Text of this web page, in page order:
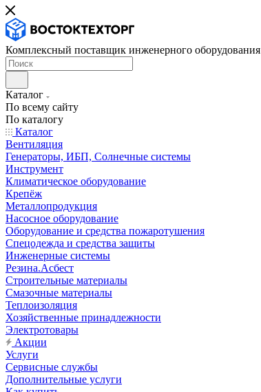
Комплексный поставщик инженерного оборудования
Каталог
По всему сайту
По каталогу
Каталог
Вентиляция
Генераторы, ИБП, Солнечные системы
Инструмент
Климатическое оборудование
Крепёж
Металлопродукция
Насосное оборудование
Оборудование и средства пожаротушения
Спецодежда и средства защиты
Инженерные системы
Резина.Асбест
Строительные материалы
Смазочные материалы
Теплоизоляция
Хозяйственные принадлежности
Электротовары
Акции
Услуги
Сервисные службы
Дополнительные услуги